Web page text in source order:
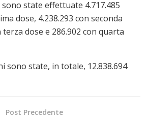
state effettuate 4.717.485
dose, 4.238.293 con seconda
terza dose e 286.902 con quarta
sono state, in totale, 12.838.694
Post Precedente